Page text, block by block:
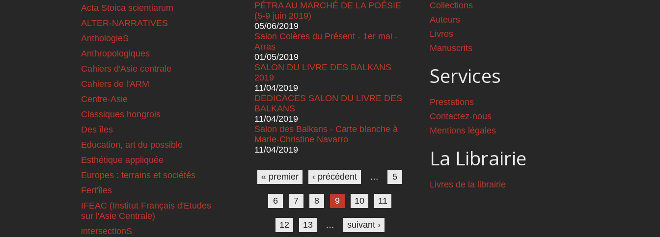
Acta Stoica scientiarum
ALTER-NARRATIVES
AnthologieS
Anthropologiques
Cahiers d'Asie centrale
Cahiers de l'ARM
Centre-Asie
Classiques hongrois
Des îles
Education, art du possible
Esthétique appliquée
Europes : terrains et sociétés
Fert'îles
IFEAC (Institut Français d'Etudes
sur l'Asie Centrale)
intersectionS
PÉTRA AU MARCHÉ DE LA POÉSIE
(5-9 juin 2019)
05/06/2019
Salon Colères du Présent - 1er mai -
Arras
01/05/2019
SALON DU LIVRE DES BALKANS
2019
11/04/2019
DEDICACES SALON DU LIVRE DES
BALKANS
11/04/2019
Salon des Balkans - Carte blanche à
Marie-Christine Navarro
11/04/2019
Pages
« premier ‹ précédent … 5
6 7 8 9 10 11
12 13 … suivant ›
Collections
Auteurs
Livres
Manuscrits
Services
Prestations
Contactez-nous
Mentions légales
La Librairie
Livres de la librairie